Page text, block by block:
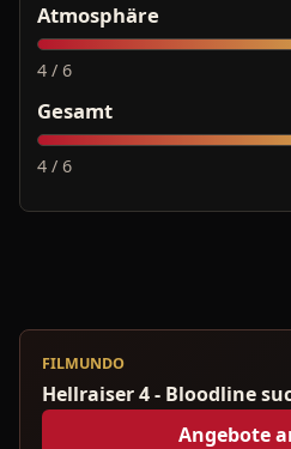
Atmosphäre
4 / 6
Gesamt
4 / 6
FILMUNDO
Hellraiser 4 - Bloodline
Angebote